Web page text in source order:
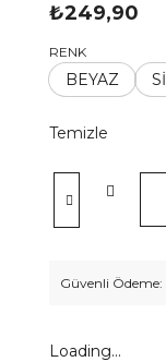
₺249,90
RENK
BEYAZ
Temizle
Güvenli Ödeme:
Loading...